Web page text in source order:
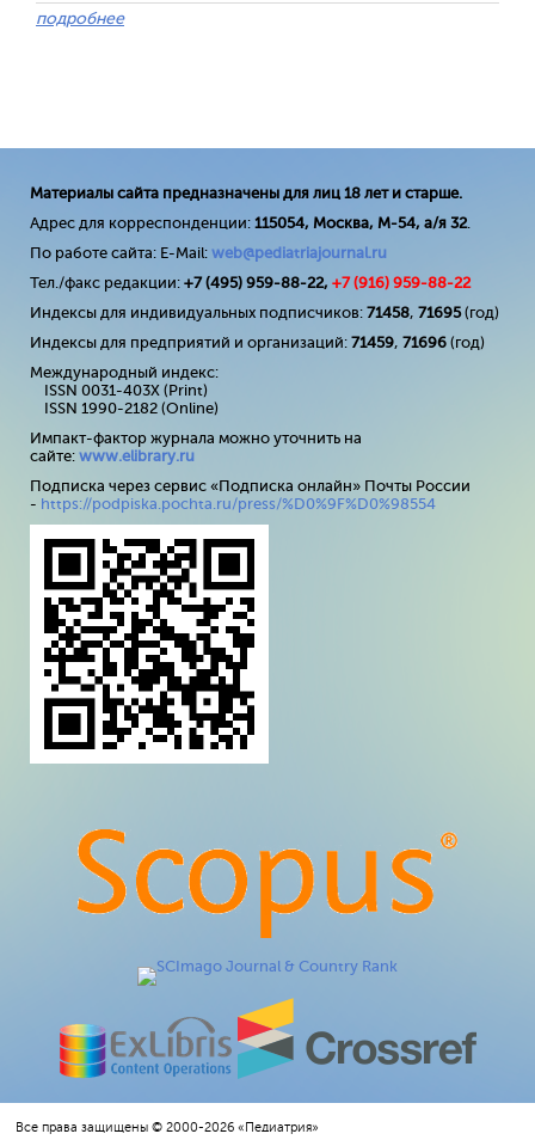
подробнее
Материалы сайта предназначены для лиц 18 лет и старше.
Адрес для корреспонденции: 115054, Москва, М-54, а/я 32.
По работе сайта: E-Mail: web@pediatriajournal.ru
Тел./факс редакции: +7 (495) 959-88-22, +7 (916) 959-88-22
Индексы для индивидуальных подписчиков: 71458, 71695(год)
Индексы для предприятий и организаций: 71459, 71696 (год)
Международный индекс:
ISSN 0031-403X (Print)
ISSN 1990-2182 (Online)
Импакт-фактор журнала можно уточнить на
сайте: www.elibrary.ru
Подписка через сервис «Подписка онлайн» Почты России
- https://podpiska.pochta.ru/press/%D0%9F%D0%98554
Все права защищены © 2000-2026 «Педиатрия»